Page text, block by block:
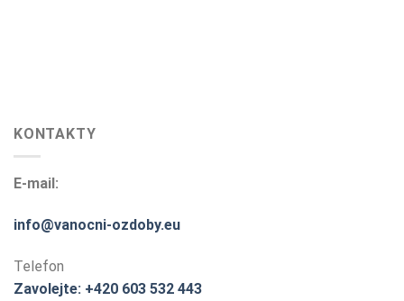
KONTAKTY
E-mail:
info@vanocni-ozdoby.eu
Telefon
Zavolejte: +420 603 532 443